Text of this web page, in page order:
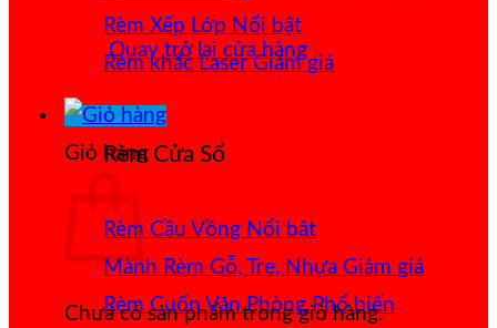
Quay trở lại cửa hàng
Giỏ hàng
Chưa có sản phẩm trong giỏ hàng.
Rèm Xếp Lớp
Rèm khắc Laser
Rèm Cửa Sổ
Rèm Cầu Vồng
Mành Rèm Gỗ, Tre, Nhựa
Rèm Cuốn Văn Phòng